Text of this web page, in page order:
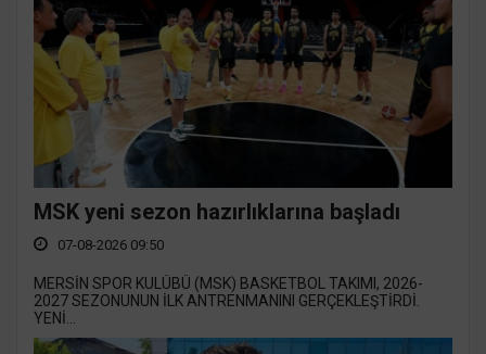
MSK yeni sezon hazırlıklarına başladı
07-08-2026 09:50
MERSİN SPOR KULÜBÜ (MSK) BASKETBOL TAKIMI, 2026-
2027 SEZONUNUN İLK ANTRENMANINI GERÇEKLEŞTİRDİ.
YENİ...